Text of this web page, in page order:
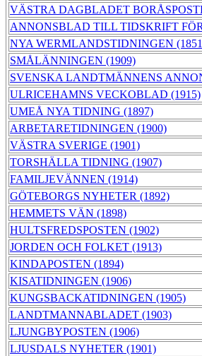
VÄSTRA DAGBLADET
ANNONSBLAD TILL TIDSKRIFT
NYA WERMLANDSTIDNINGEN
SMÅLÄNNINGEN (1909)
SVENSKA LANDTMÄNNENS
ULRICEHAMNS VECKOBLAD (1915)
UMEÅ NYA TIDNING (1897)
ARBETARETIDNINGEN (1900)
VÄSTRA SVERIGE (1901)
TORSHÄLLA TIDNING (1907)
FAMILJEVÄNNEN (1914)
GÖTEBORGS NYHETER (1892)
HEMMETS VÄN (1898)
HULTSFREDSPOSTEN (1902)
JORDEN OCH FOLKET (1913)
KINDAPOSTEN (1894)
KISATIDNINGEN (1906)
KUNGSBACKATIDNINGEN (1905)
LANDTMANNABLADET (1903)
LJUNGBYPOSTEN (1906)
LJUSDALS NYHETER (1901)